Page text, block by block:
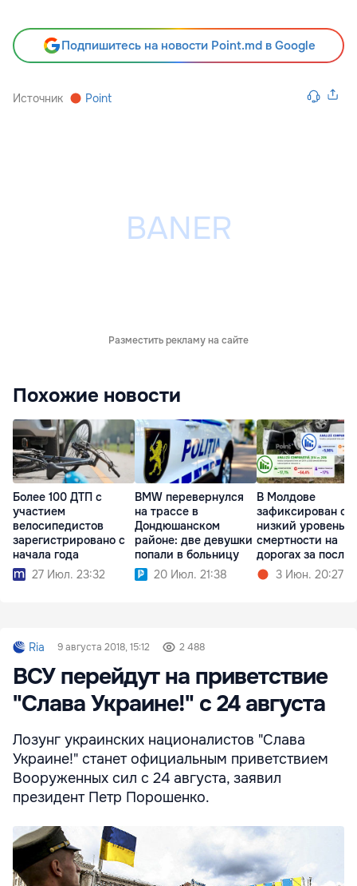
Подпишитесь на новости Point.md в Google
Источник Point
Разместить рекламу на сайте
Похожие новости
Более 100 ДТП с
участием
велосипедистов
зарегистрировано с
начала года
27 Июл. 23:32
BMW перевернулся
на трассе в
Дондюшанском
районе: две девушки
попали в больницу
20 Июл. 21:38
В Молдове
зафиксирован
низкий уровень
смертности на
дорогах за
13 лет3 Июн. 20:27
Ria 9 августа 2018, 15:12 2 488
ВСУ перейдут на приветствие
"Слава Украине!" с 24 августа
Лозунг украинских националистов "Слава
Украине!" станет официальным приветствием
Вооруженных сил с 24 августа, заявил
президент Петр Порошенко.